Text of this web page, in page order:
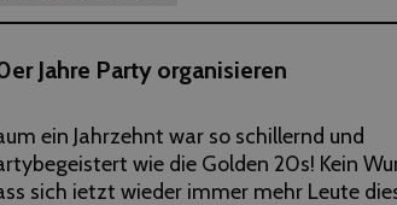
23Jahre Party organisieren
ein Jahrzehnt war so schillernd und
wie die Golden 20s! Kein
sich jetzt wieder immer mehr Leute